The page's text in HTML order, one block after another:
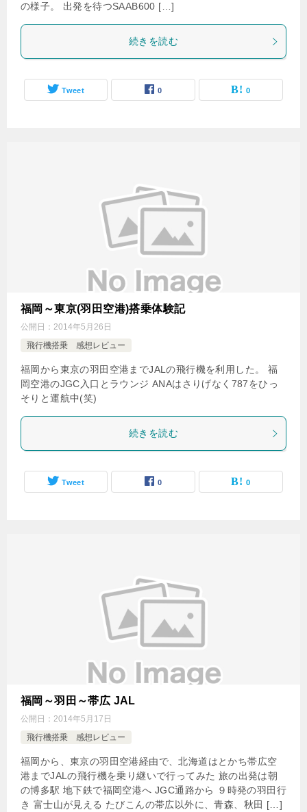
の様子。 出発を待つSAAB600 […]
続きを読む
Tweet 0 0
福岡～東京(羽田空港)搭乗体験記
公開日： 2014年5月26日
飛行機搭乗 感想レビュー
福岡から東京の羽田空港までJALの飛行機を利用した。 福
岡空港のJGC入口とラウンジ ANAはさりげなく787をひっ
そりと運航中(笑)
続きを読む
Tweet 0 0
福岡～羽田～帯広 JAL
公開日： 2014年5月17日
飛行機搭乗 感想レビュー
福岡から、東京の羽田空港経由で、北海道はとかち帯広空
港までJALの飛行機を乗り継いで行ってみた 旅の出発は朝
の博多駅 地下鉄で福岡空港へ JGC通路から ９時発の羽田行
き 富士山が見える たびこんの帯広以外に、青森、秋田 […]